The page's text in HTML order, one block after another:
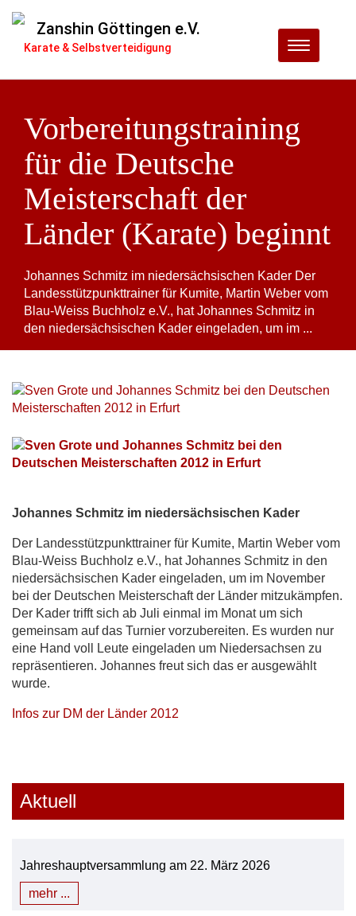
Menu
Zanshin Göttingen e.V.
Karate & Selbstverteidigung
Vorbereitungstraining
für die Deutsche
Meisterschaft der
Länder (Karate) beginnt
Johannes Schmitz im niedersächsischen Kader Der
Landesstützpunkttrainer für Kumite, Martin Weber vom
Blau-Weiss Buchholz e.V., hat Johannes Schmitz in
den niedersächsischen Kader eingeladen, um im ...
Johannes Schmitz im niedersächsischen Kader
Der Landesstützpunkttrainer für Kumite, Martin Weber vom
Blau-Weiss Buchholz e.V., hat Johannes Schmitz in den
niedersächsischen Kader eingeladen, um im November
bei der Deutschen Meisterschaft der Länder mitzukämpfen.
Der Kader trifft sich ab Juli einmal im Monat um sich
gemeinsam auf das Turnier vorzubereiten. Es wurden nur
eine Hand voll Leute eingeladen um Niedersachsen zu
repräsentieren. Johannes freut sich das er ausgewählt
wurde.
Infos zur DM der Länder 2012
Aktuell
Jahreshauptversammlung am 22. März 2026
mehr ...